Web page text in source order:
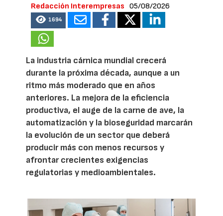
Redacción Interempresas 05/08/2026
1694
La industria cárnica mundial crecerá
durante la próxima década, aunque a un
ritmo más moderado que en años
anteriores. La mejora de la eficiencia
productiva, el auge de la carne de ave, la
automatización y la bioseguridad marcarán
la evolución de un sector que deberá
producir más con menos recursos y
afrontar crecientes exigencias
regulatorias y medioambientales.